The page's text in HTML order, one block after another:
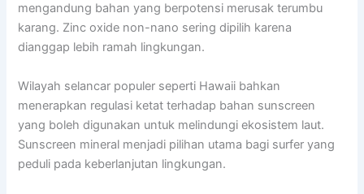
mengandung bahan yang berpotensi merusak terumbu
karang. Zinc oxide non-nano sering dipilih karena
dianggap lebih ramah lingkungan.
Wilayah selancar populer seperti Hawaii bahkan
menerapkan regulasi ketat terhadap bahan sunscreen
yang boleh digunakan untuk melindungi ekosistem laut.
Sunscreen mineral menjadi pilihan utama bagi surfer yang
peduli pada keberlanjutan lingkungan.